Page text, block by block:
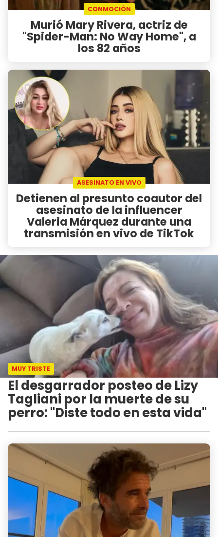
CONMOCIÓN
Murió Mary Rivera, actriz de
"Spider-Man: No Way Home", a
los 82 años
ASESINATO EN VIVO
Detienen al presunto coautor del
asesinato de la influencer
Valeria Márquez durante una
transmisión en vivo de TikTok
MUY TRISTE
El desgarrador posteo de Lizy
Tagliani por la muerte de su
perro: "Diste todo en esta vida"